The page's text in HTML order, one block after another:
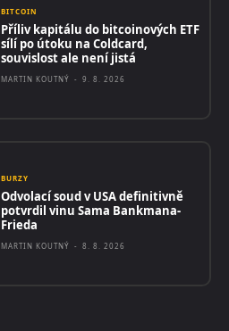
BITCOIN
Příliv kapitálu do bitcoinových ETF
sílí po útoku na Coldcard,
souvislost ale není jistá
MARTIN KOUTNÝ - 9. 8. 2026
BURZY
Odvolací soud v USA definitivně
potvrdil vinu Sama Bankmana-
Frieda
MARTIN KOUTNÝ - 8. 8. 2026